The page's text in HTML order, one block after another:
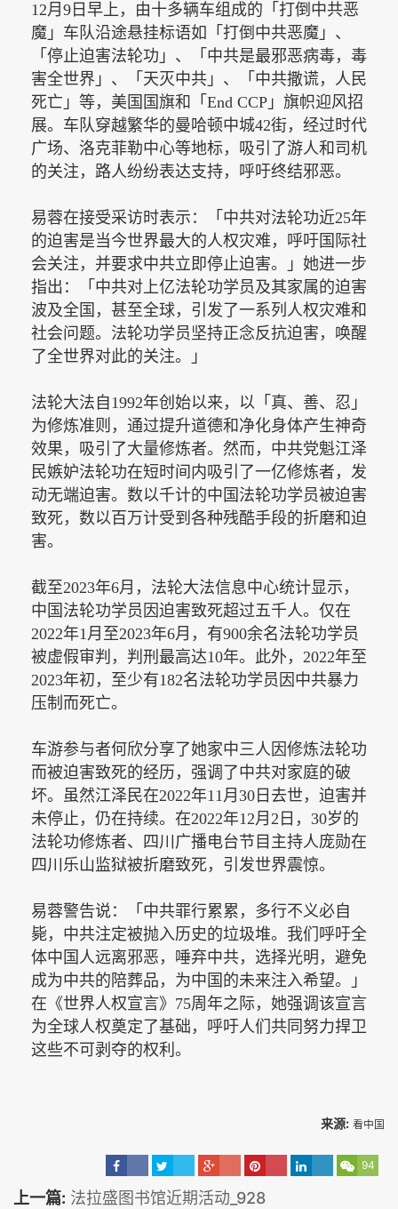
12月9日早上，由十多辆车组成的「打倒中共恶
魔」车队沿途悬挂标语如「打倒中共恶魔」、
「停止迫害法轮功」、「中共是最邪恶病毒，毒
害全世界」、「天灭中共」、「中共撒谎，人民
死亡」等，美国国旗和「End CCP」旗帜迎风招
展。车队穿越繁华的曼哈顿中城42街，经过时代
广场、洛克菲勒中心等地标，吸引了游人和司机
的关注，路人纷纷表达支持，呼吁终结邪恶。
易蓉在接受采访时表示：「中共对法轮功近25年
的迫害是当今世界最大的人权灾难，呼吁国际社
会关注，并要求中共立即停止迫害。」她进一步
指出：「中共对上亿法轮功学员及其家属的迫害
波及全国，甚至全球，引发了一系列人权灾难和
社会问题。法轮功学员坚持正念反抗迫害，唤醒
了全世界对此的关注。
」
法轮大法自 1992年创始以来，以「真、善、忍」
为修炼准则，通过提升道德和净化身体产生神奇
效果，吸引了大量修炼者。然而，中共党魁江泽
民嫉妒法轮功在短时间内吸引了一亿修炼者，发
动无端迫害。数以千计的中国法轮功学员被迫害
致死，数以百万计受到各种残酷手段的折磨和迫
害。
截至2023年6月，法轮大法信息中心统计显示，
中国法轮功学员因迫害致死超过五千人。仅在
2022年1月至2023年6月，有900余名法轮功学员
被虚假审判，判刑最高达10年。此外，2022年至
2023年初，至少有182名法轮功学员因中共暴力
压制而死亡。
车游参与者何欣分享了她家中三人因修炼法轮功
而被迫害致死的经历，强调了中共对家庭的破
坏。虽然江泽民在2022年11月30日去世，迫害并
未停止，仍在持续。在2022年12月2日，30岁的
法轮功修炼者、四川广播电台节目主持人庞勋在
四川乐山监狱被折磨致死，引发世界震惊。
易蓉警告说：「中共罪行累累，多行不义必自
毙，中共注定被抛入历史的垃圾堆。我们呼吁全
体中国人远离邪恶，唾弃中共，选择光明，避免
成为中共的陪葬品，为中国的未来注入希望。」
在《世界人权宣言》 75周年之际，她强调该宣言
为全球人权奠定了基础，呼吁人们共同努力捍卫
这些不可剥夺的权利。
来源: 看中国
94
上一篇: 法拉盛图书馆近期活动_928